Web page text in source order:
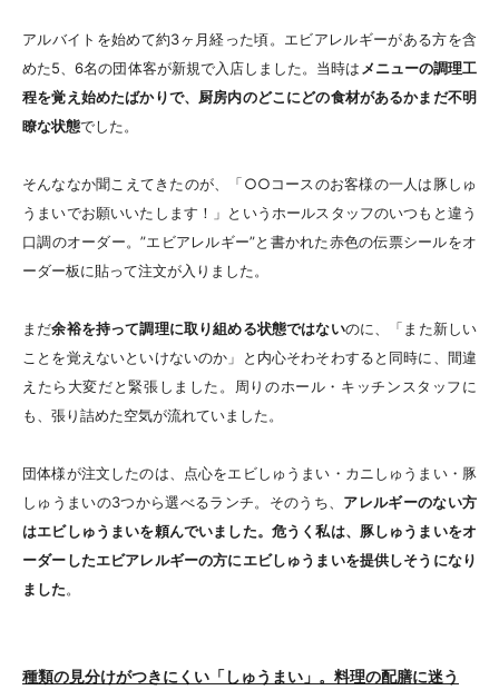
アルバイトを始めて約3ヶ月経った頃。エビアレルギーがある方を含
めた5、6名の団体客が新規で入店しました。当時はメニューの調理工
程を覚え始めたばかりで、厨房内のどこにどの食材があるかまだ不明
瞭な状態でした。
そんななか聞こえてきたのが、「○○コースのお客様の一人は豚しゅ
うまいでお願いいたします！」というホールスタッフのいつもと違う
口調のオーダー。”エビアレルギー”と書かれた赤色の伝票シールをオ
ーダー板に貼って注文が入りました。
まだ余裕を持って調理に取り組める状態ではないのに、「また新しい
ことを覚えないといけないのか」と内心そわそわすると同時に、間違
えたら大変だと緊張しました。周りのホール・キッチンスタッフに
も、張り詰めた空気が流れていました。
団体様が注文したのは、点心をエビしゅうまい・カニしゅうまい・豚
しゅうまいの3つから選べるランチ。そのうち、 アレルギーのない方
はエビしゅうまいを頼んでいました。危うく私は、豚しゅうまいをオ
ーダーしたエビアレルギーの方にエビしゅうまいを提供しそうになり
ました。
種類の見分けがつきにくい「しゅうまい」。料理の配膳に迷う